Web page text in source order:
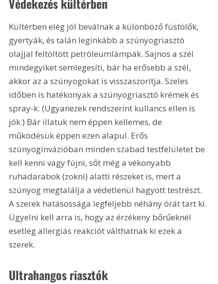
Védekezés kültérben
Kültérben elég jól beválnak a különböző füstölők,
gyertyák, és talán leginkább a szúnyogriasztó
olajjal feltöltött petróleumlámpák. Sajnos a szél
mindegyiket semlegesíti, bár ha erősebb a szél,
akkor az a szúnyogokat is visszaszorítja. Szeles
időben is hatékonyak a szúnyogriasztó krémek és
spray-k. (Ugyanezek rendszerint kullancs ellen is
jók.) Bár illatuk nem éppen kellemes, de
működésük éppen ezen alapul. Erős
szúnyoginvázióban minden szabad testfelületet be
kell kenni vagy fújni, sőt még a vékonyabb
ruhadarabok (zokni) alatti részeket is, mert a
szúnyog megtalálja a védetlenül hagyott testrészt.
A szerek hatásossága legfeljebb néhány órát tart ki.
Ügyelni kell arra is, hogy az érzékeny bőrűeknél
esetleg allergiás reakciót válthatnak ki ezek a
szerek.
Ultrahangos riasztók